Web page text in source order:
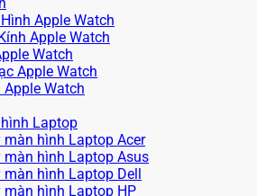
Apple Watch
Apple Watch
Watch
Apple Watch
Watch
Laptop
màn hình Laptop Acer
màn hình Laptop Asus
hình Laptop Dell
màn hình Laptop HP